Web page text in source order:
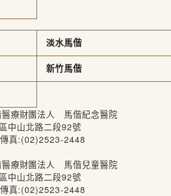
淡水馬偕
新竹馬偕
醫療財團法人 馬偕紀念醫院
中山北路二段92號
真:(02)2523-2448
醫療財團法人 馬偕兒童醫院
中山北路二段92號
真:(02)2523-2448